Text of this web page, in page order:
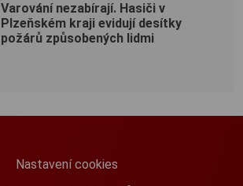
Varování nezabírají. Hasiči v
Plzeňském kraji evidují desítky
požárů způsobených lidmi
Nastavení cookies